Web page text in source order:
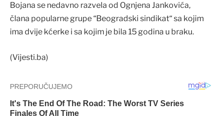
Bojana se nedavno razvela od Ognjena Jankovića,
člana popularne grupe “Beogradski sindikat“ sa kojim
ima dvije kćerke i sa kojim je bila 15 godina u braku.
(Vijesti.ba)